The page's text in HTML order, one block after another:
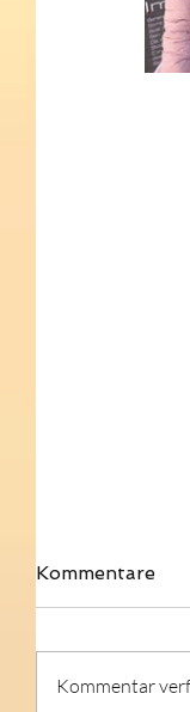
Kommentare
Kommentar